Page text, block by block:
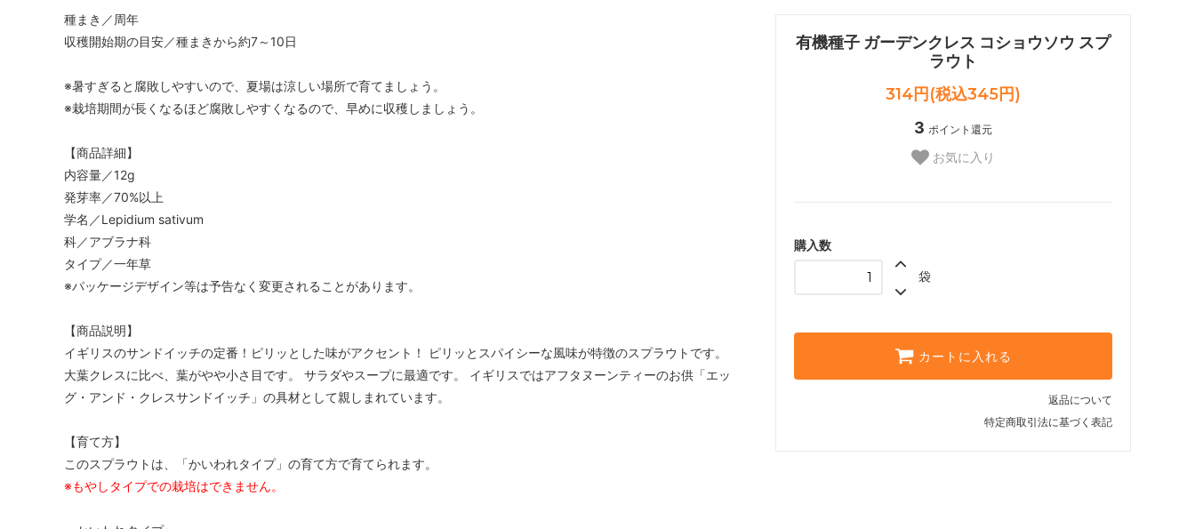
有機種子 ガーデンクレス コショウソウ スプ
ラウト
314円(税込345円)
3 ポイント還元
お気に入り
購入数
袋
カートに入れる
返品について
特定商取引法に基づく表記
種まき／周年
収穫開始期の目安／種まきから約7～10日
※暑すぎると腐敗しやすいので、夏場は涼しい場所で育てましょう。
※栽培期間が長くなるほど腐敗しやすくなるので、早めに収穫しましょう。
【商品詳細】
内容量／12g
発芽率／70%以上
学名／Lepidium sativum
科／アブラナ科
タイプ／一年草
※パッケージデザイン等は予告なく変更されることがあります。
【商品説明】
イギリスのサンドイッチの定番！ピリッとした味がアクセント！ ピリッとスパイシーな風味が特徴のスプラウトです。
大葉クレスに比べ、葉がやや小さ目です。 サラダやスープに最適です。 イギリスではアフタヌーンティーのお供「エッ
グ・アンド・クレスサンドイッチ」の具材として親しまれています。
【育て方】
このスプラウトは、「かいわれタイプ」の育て方で育てられます。
※もやしタイプでの栽培はできません。